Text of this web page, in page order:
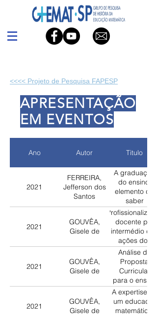
<<<< Projeto de Pesquisa FAPESP
APRESENTAÇÃO
EM EVENTOS
Ano Autor Titulo
2021
FERREIRA,
Jefferson dos
Santos
A graduação
do ensino:
elemento do
saber
profissional do
professor que
ensina
matemática
em tempos de
pedagogia
científica
2021
GOUVÊA,
Gisele de
docente por
intermédio das
ações dos
experts
2021
GOUVÊA,
Gisele de
Análise da
Proposta
Curricular
para o ensino
de matemática
1° Grau, São
Paulo, década
2021
GOUVÊA,
Gisele de
A expertise de
um educador
matemático: